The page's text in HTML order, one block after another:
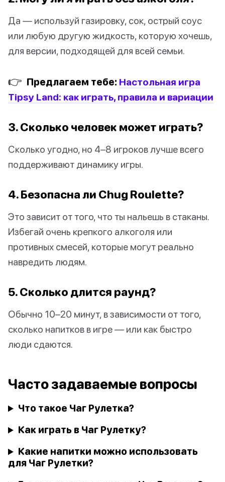
Да — используй газировку, сок, острый соус
или любую другую жидкость, которую хочешь,
для версии, подходящей для всей семьи.
👉 Предлагаем тебе: Настольная игра
Tipsy Land: как играть, правила и вариации
3. Сколько человек может играть?
Сколько угодно, но 4–8 игроков лучше всего
поддерживают динамику игры.
4. Безопасна ли Chug Roulette?
Это зависит от того, что ты нальешь в стаканы.
Избегай очень крепкого алкоголя или
противных смесей, которые могут реально
навредить людям.
5. Сколько длится раунд?
Обычно 10–20 минут, в зависимости от того,
сколько напитков в игре — или как быстро
люди сдаются.
Часто задаваемые вопросы
Что такое Чаг Рулетка?
Как играть в Чаг Рулетку?
Какие напитки можно использовать
для Чаг Рулетки?